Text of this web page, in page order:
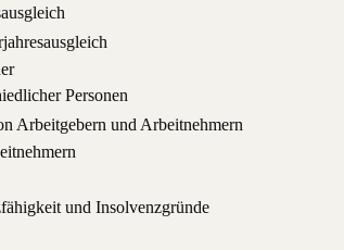
Personen
Arbeit­ge­bern und Arbeitnehmern
und Insolvenzgründe